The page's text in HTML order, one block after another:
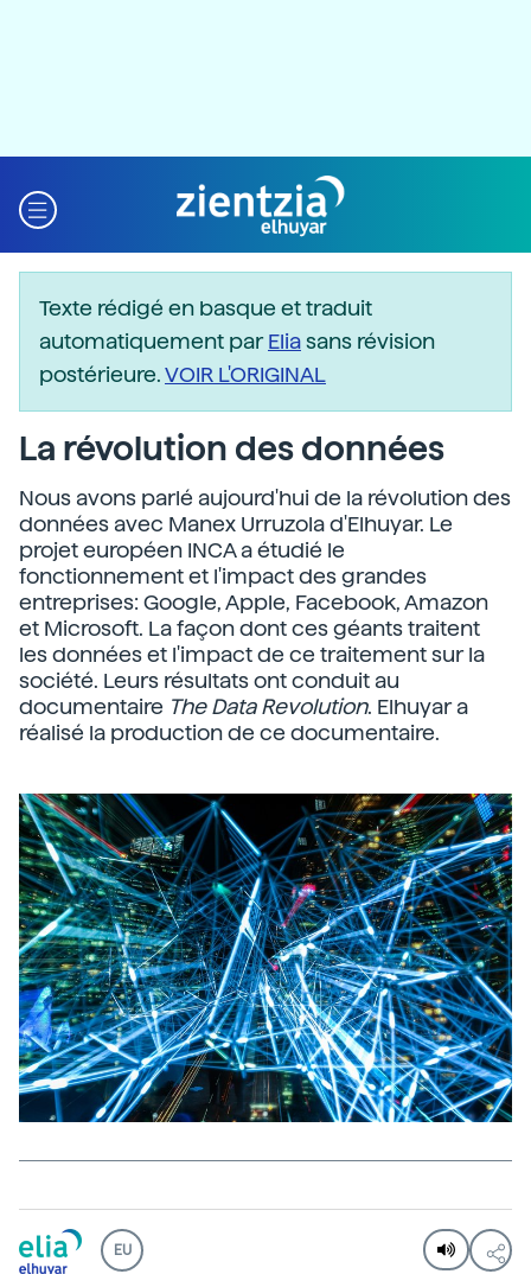
Texte rédigé en basque et traduit
automatiquement parEliasans révision
postérieure.VOIR L'ORIGINAL
La révolution des données
Nous avons parlé aujourd'hui de la révolution des
données avec Manex Urruzola d'Elhuyar. Le
projet européen INCA a étudié le
fonctionnement et l'impact des grandes
entreprises: Google, Apple, Facebook, Amazon
et Microsoft. La façon dont ces géants traitent
les données et l'impact de ce traitement sur la
société. Leurs résultats ont conduit au
documentaire The Data Revolution. Elhuyar a
réalisé la production de ce documentaire.
EU